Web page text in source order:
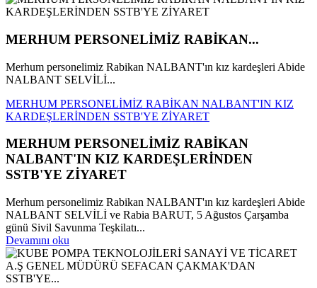
MERHUM PERSONELİMİZ RABİKAN...
Merhum personelimiz Rabikan NALBANT'ın kız kardeşleri Abide
NALBANT SELVİLİ...
MERHUM PERSONELİMİZ RABİKAN NALBANT'IN KIZ
KARDEŞLERİNDEN SSTB'YE ZİYARET
MERHUM PERSONELİMİZ RABİKAN
NALBANT'IN KIZ KARDEŞLERİNDEN
SSTB'YE ZİYARET
Merhum personelimiz Rabikan NALBANT'ın kız kardeşleri Abide
NALBANT SELVİLİ ve Rabia BARUT, 5 Ağustos Çarşamba
günü Sivil Savunma Teşkilatı...
Devamını oku